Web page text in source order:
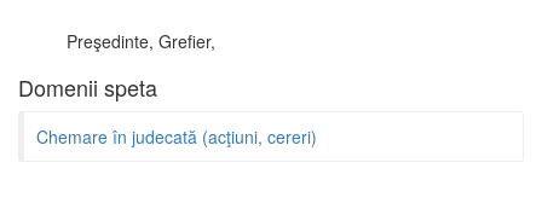
Preşedinte, Grefier,
Domenii speta
Chemare în judecată (acţiuni, cereri)